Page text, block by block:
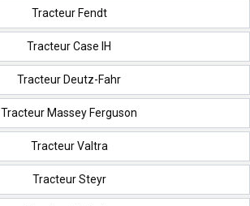
Tracteur Fendt
Tracteur Case IH
Tracteur Deutz-Fahr
Tracteur Massey Ferguson
Tracteur Valtra
Tracteur Steyr